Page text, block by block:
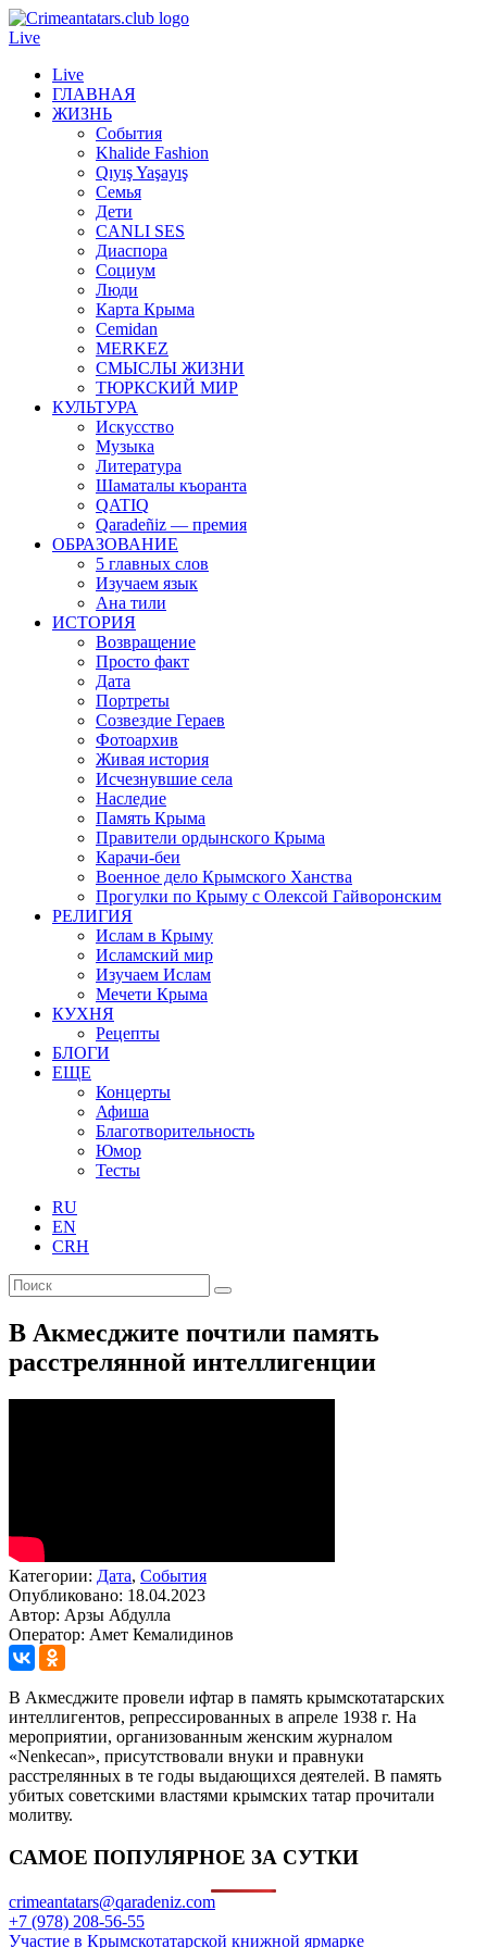
Live
Live
ГЛАВНАЯ
ЖИЗНЬ
События
Khalide Fashion
Qıyış Yaşayış
Семья
Дети
CANLI SES
Диаспора
Социум
Люди
Карта Крыма
Cemidan
МERKEZ
СМЫСЛЫ ЖИЗНИ
ТЮРКСКИЙ МИР
КУЛЬТУРА
Искусство
Музыка
Литература
Шаматалы къоранта
QATIQ
Qaradeñiz — премия
ОБРАЗОВАНИЕ
5 главных слов
Изучаем язык
Ана тили
ИСТОРИЯ
Возвращение
Просто факт
Дата
Портреты
Созвездие Гераев
Фотоархив
Живая история
Исчезнувшие села
Наследие
Память Крыма
Правители ордынского Крыма
Карачи-беи
Военное дело Крымского Ханства
Прогулки по Крыму с Олексой Гайворонским
РЕЛИГИЯ
Ислам в Крыму
Исламский мир
Изучаем Ислам
Мечети Крыма
КУХНЯ
Рецепты
БЛОГИ
ЕЩЕ
Концерты
Афиша
Благотворительность
Юмор
Тесты
RU
EN
CRH
В Акмесджите почтили память
расстрелянной интеллигенции
Категории: Дата, События
Опубликовано: 18.04.2023
Автор: Арзы Абдулла
Оператор: Амет Кемалидинов
В Акмесджите провели ифтар в память крымскотатарских
интеллигентов, репрессированных в апреле 1938 г. На
мероприятии, организованным женским журналом
«Nenkecan», присутствовали внуки и правнуки
расстрелянных в те годы выдающихся деятелей. В память
убитых советскими властями крымских татар прочитали
молитву.
САМОЕ ПОПУЛЯРНОЕ ЗА СУТКИ
crimeantatars@qaradeniz.com
+7 (978) 208-56-55
Участие в Крымскотатарской книжной ярмарке